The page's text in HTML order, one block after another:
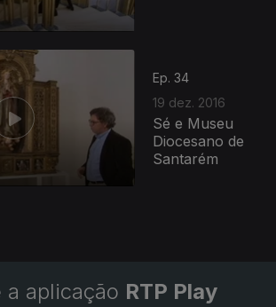
Ep. 34
19 dez. 2016
Sé e Museu
Diocesano de
Santarém
a aplicação RTP Play